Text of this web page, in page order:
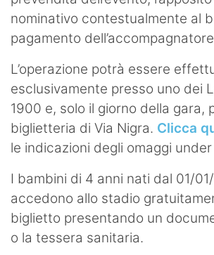
nominativo contestualmente al
pagamento
L’operazione potrà essere
esclusivamente presso uno dei
1900 e, solo il giorno della gara,
biglietteria di Via Nigra. Clicca
le indicazioni degli omaggi under
I bambini di 4 anni nati dal 01/
accedono allo stadio
biglietto presentando un
o la tessera sanitaria.